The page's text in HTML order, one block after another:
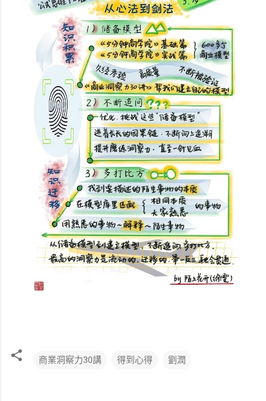
商業洞察力30講 得到心得 劉潤